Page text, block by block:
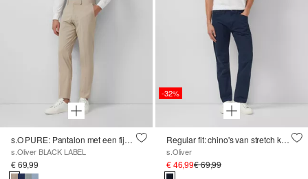
s.O PURE: Pantalon met een fijn geweven structuur
s.Oliver BLACK LABEL
€ 69,99
-32%
Regular fit: chino's van stretch katoen
s.Oliver
€ 46,99€ 69,99